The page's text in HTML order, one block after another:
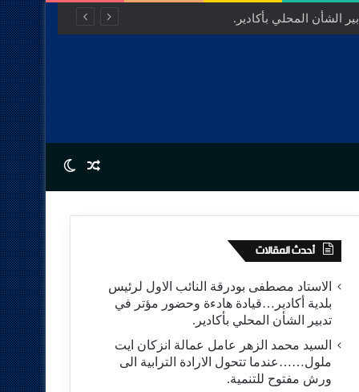
الشأن المحلي بأكادير.
Random Article
Switch skin
أحدث المقالات
الاستاد مصطفى بودرقة النائب الاول لرئيس
بلدية أكادير…قيادة هادءة وحضور مؤتر في
تدبير الشأن المحلي بأكادير.
السيد محمد الزهر عامل عمالة انزكان ايت
ملول……عندما تتحول الارادة الترابية الى
ورش مفتوح للتنمية.